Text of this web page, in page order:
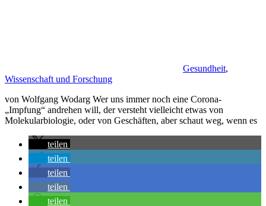
Gesundheit,
Wissenschaft und Forschung
von Wolfgang Wodarg Wer uns immer noch eine Corona-
„Impfung“ andrehen will, der versteht vielleicht etwas von
Molekularbiologie, oder von Geschäften, aber schaut weg, wenn es
teilen
teilen
teilen
teilen
teilen